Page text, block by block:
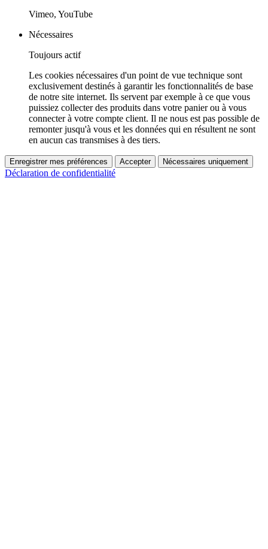
Vimeo, YouTube
Nécessaires
Toujours actif
Les cookies nécessaires d'un point de vue technique sont
exclusivement destinés à garantir les fonctionnalités de base
de notre site internet. Ils servent par exemple à ce que vous
puissiez collecter des produits dans votre panier ou à vous
connecter à votre compte client. Il ne nous est pas possible de
remonter jusqu'à vous et les données qui en résultent ne sont
en aucun cas transmises à des tiers.
Enregistrer mes préférences Accepter Nécessaires uniquement
Déclaration de confidentialité